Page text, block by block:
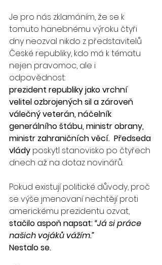
Je pro nás zklamáním, že se k
tomuto hanebnému výroku čtyři
dny neozval nikdo z představitelů
České republiky, kdo má k tématu
nejen pravomoc, ale i
odpovědnost:
prezident republiky jako vrchní
velitel ozbrojených sil a zároveň
válečný veterán, náčelník
generálního štábu, ministr obrany,
ministr zahraničních věcí.  Předseda
vlády poskytl stanovisko po čtyřech
dnech až na dotaz novinářů.
Pokud existují politické důvody, proč
se výše jmenovaní nechtějí proti
americkému prezidentu ozvat,
stačilo aspoň napsat: “Já si práce
našich vojáků vážím.”
Nestalo se.